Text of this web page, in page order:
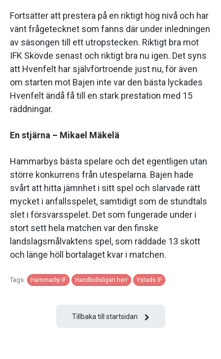
Fortsätter att prestera på en riktigt hög nivå och har
vänt frågetecknet som fanns där under inledningen
av säsongen till ett utropstecken. Riktigt bra mot
IFK Skövde senast och riktigt bra nu igen. Det syns
att Hvenfelt har självförtroende just nu, för även
om starten mot Bajen inte var den bästa lyckades
Hvenfelt ändå få till en stark prestation med 15
räddningar.
En stjärna – Mikael Mäkelä
Hammarbys bästa spelare och det egentligen utan
större konkurrens från utespelarna. Bajen hade
svårt att hitta jämnhet i sitt spel och slarvade rätt
mycket i anfallsspelet, samtidigt som de stundtals
slet i försvarsspelet. Det som fungerade under i
stort sett hela matchen var den finske
landslagsmålvaktens spel, som räddade 13 skott
och länge höll bortalaget kvar i matchen.
Tags: Hammarby IF Handbollsligan herr Ystads IF
Tillbaka till startsidan